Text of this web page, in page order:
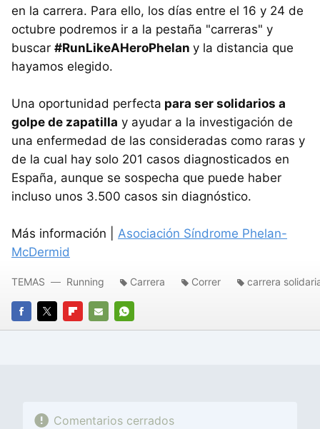
en la carrera. Para ello, los días entre el 16 y 24 de
octubre podremos ir a la pestaña "carreras" y
buscar #RunLikeAHeroPhelan y la distancia que
hayamos elegido.
Una oportunidad perfecta para ser solidarios a
golpe de zapatilla y ayudar a la investigación de
una enfermedad de las consideradas como raras y
de la cual hay solo 201 casos diagnosticados en
España, aunque se sospecha que puede haber
incluso unos 3.500 casos sin diagnóstico.
Más información | Asociación Síndrome Phelan-
McDermid
FACEBOOK
TWITTERFLIPBOARD
E-
WHATSAPP
TEMAS Running Carrera Correr carrera
Comentarios cerrados